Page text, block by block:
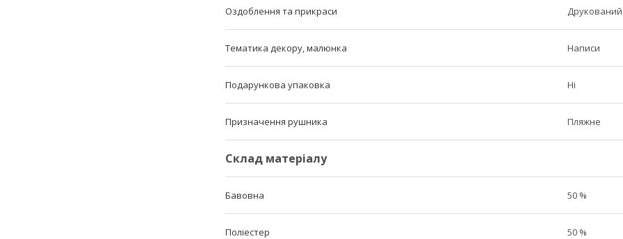
Оздоблення та прикраси
Тематика декору, малюнка Написи
Подарункова упаковка Ні
Призначення рушника Пляжне
Склад матеріалу
Бавовна 50 %
Поліестер 50 %